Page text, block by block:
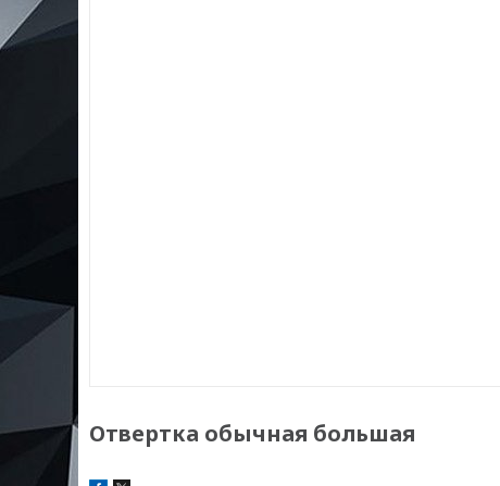
Отвертка обычная большая